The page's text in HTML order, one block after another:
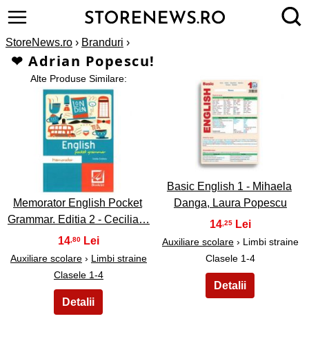
StoreNews.ro › Branduri ›
❤ Adrian Popescu!
Alte Produse Similare:
1
Memorator English Pocket
Grammar. Editia 2 - Cecilia…
14 ,80
Auxiliare scolare› Limbi straine
Clasele 1-4
2
Basic English 1 - Mihaela
Danga, Laura Popescu
14 ,25
Auxiliare scolare› Limbi straine
Clasele 1-4